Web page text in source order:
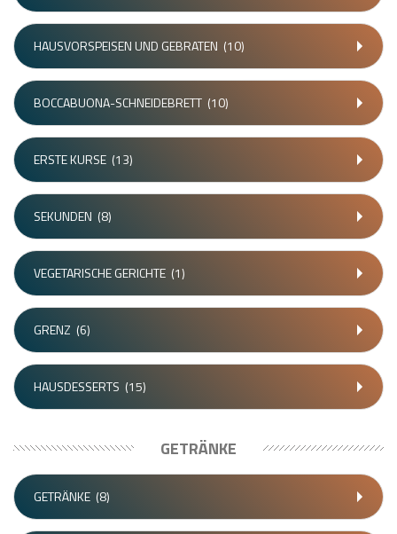
HAUSVORSPEISEN UND GEBRATEN (10)
BOCCABUONA-SCHNEIDEBRETT (10)
ERSTE KURSE (13)
SEKUNDEN (8)
VEGETARISCHE GERICHTE (1)
GRENZ (6)
HAUSDESSERTS (15)
GETRÄNKE
GETRÄNKE (8)